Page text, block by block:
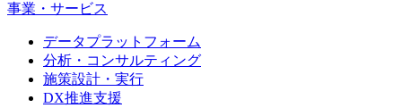
事業・サービス
データプラットフォーム
分析・コンサルティング
施策設計・実行
DX推進支援